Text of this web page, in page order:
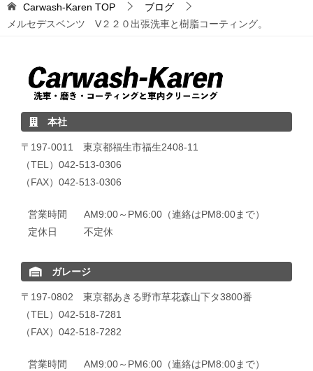
Carwash-Karen TOP
ブログ
メルセデスベンツ V２２０出張洗車と樹脂コーティング。
本社
〒197-0011 東京都福生市福生2408-11
（TEL）042-513-0306
（FAX）042-513-0306
営業時間
AM9:00～PM6:00（連絡はPM8:00まで）
定休日
不定休
ガレージ
〒197-0802 東京都あきる野市草花森山下タ3800番
（TEL）042-518-7281
（FAX）042-518-7282
営業時間
AM9:00～PM6:00（連絡はPM8:00まで）